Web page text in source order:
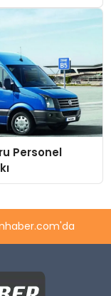
Personel